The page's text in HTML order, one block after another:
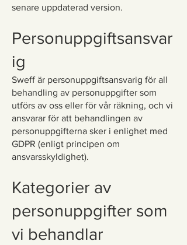
senare uppdaterad version.
Personuppgiftsansvar
ig
Sweff är personuppgiftsansvarig för all
behandling av personuppgifter som
utförs av oss eller för vår räkning, och vi
ansvarar för att behandlingen av
personuppgifterna sker i enlighet med
GDPR (enligt principen om
ansvarsskyldighet).
Kategorier av
personuppgifter som
vi behandlar